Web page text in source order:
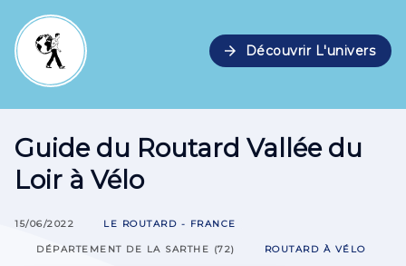
arrow_forward Découvrir L'univers
Guide du Routard Vallée du
Loir à Vélo
15/06/2022 LE ROUTARD - FRANCE
DÉPARTEMENT DE LA SARTHE (72) ROUTARD À VÉLO